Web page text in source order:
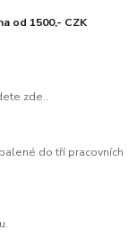
od 1500,- CZK
zde..
do tří pracovních